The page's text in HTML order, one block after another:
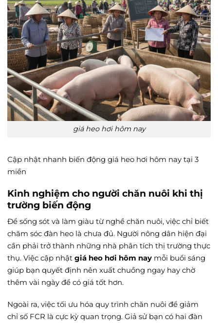
giá heo hơi hôm nay
Cập nhật nhanh biến động giá heo hơi hôm nay tại 3
miền
Kinh nghiệm cho người chăn nuôi khi thị
trường biến động
Để sống sót và làm giàu từ nghề chăn nuôi, việc chỉ biết
chăm sóc đàn heo là chưa đủ. Người nông dân hiện đại
cần phải trở thành những nhà phân tích thị trường thực
thụ. Việc cập nhật giá heo hơi hôm nay mỗi buổi sáng
giúp bạn quyết định nên xuất chuồng ngay hay chờ
thêm vài ngày để có giá tốt hơn.
Ngoài ra, việc tối ưu hóa quy trình chăn nuôi để giảm
chỉ số FCR là cực kỳ quan trọng. Giả sử bạn có hai đàn